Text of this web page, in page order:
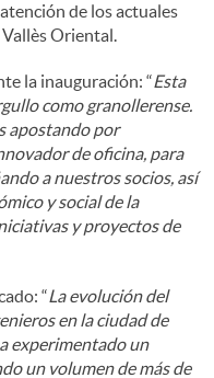
de los actuales
Oriental.
la inauguración: “Esta
como granollerense.
apostando por
de oficina, para
a nuestros socios, así
y social de la
y proyectos de
“La evolución del
en la ciudad de
experimentado un
un volumen de más de